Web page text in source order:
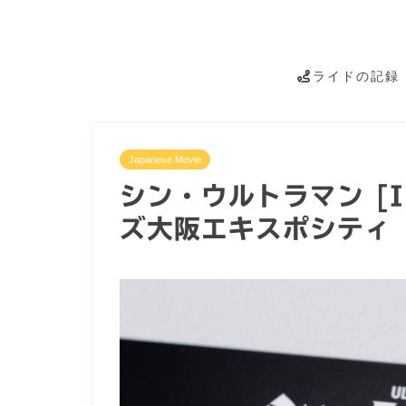
ライドの記録
Japanese Movie
シン・ウルトラマ
ズ大阪エキスポシティ